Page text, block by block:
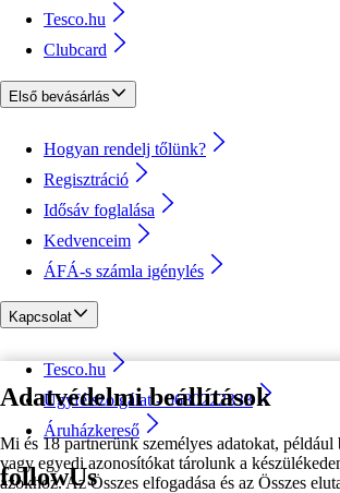
Adatvédelmi beállítások
Mi és 18 partnerünk személyes adatokat, például
vagy egyedi azonosítókat tárolunk a
azokhoz. Az Összes elfogadása és az Összes
Tesco.hu
Clubcard
Első bevásárlás
Hogyan rendelj tőlünk?
Regisztráció
Idősáv foglalása
Kedvenceim
ÁFÁ-s számla igénylés
Kapcsolat
Tesco.hu
Ügyfélszolgálat - 0680222333
Áruházkereső
followUs